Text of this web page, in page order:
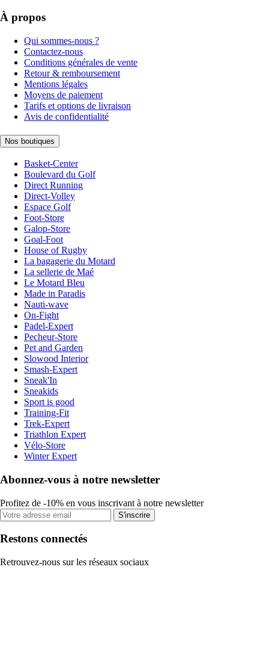
À propos
Qui sommes-nous ?
Contactez-nous
Conditions générales de vente
Retour & remboursement
Mentions légales
Moyens de paiement
Tarifs et options de livraison
Avis de confidentialité
Nos boutiques
Basket-Center
Boulevard du Golf
Direct Running
Direct-Volley
Espace Golf
Foot-Store
Galop-Store
Goal-Foot
House of Rugby
La bagagerie du Motard
La sellerie de Maé
Le Motard Bleu
Made in Paradis
Nauti-wave
On-Fight
Padel-Expert
Pecheur-Store
Pet and Garden
Slowood Interior
Smash-Expert
Sneak'In
Sneakids
Sport is good
Training-Fit
Trek-Expert
Triathlon Expert
Vélo-Store
Winter Expert
Abonnez-vous à notre newsletter
Profitez de -10% en vous inscrivant à notre newsletter
S'inscrire
Restons connectés
Retrouvez-nous sur les réseaux sociaux